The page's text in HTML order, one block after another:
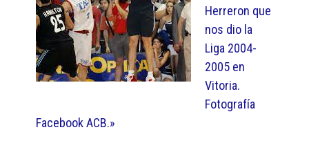
Herreron que
nos dio la
Liga 2004-
2005 en
Vitoria.
Fotografía
Facebook ACB.»